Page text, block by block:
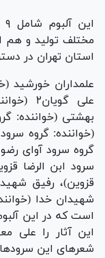
مختلف تولید و هم
استان تهران در
علمداران خورشید
علی
بهشتی (خواننده:
(خواننده: گروه
گروه سرود آوای
سرود ابن الرضا
قزوین)، رفیق
است که در این
این آثار را علی
شعر‌های این